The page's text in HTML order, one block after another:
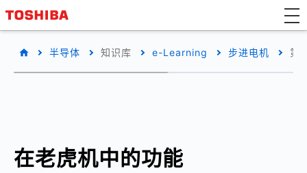
半导体 知识库 e-Learning 步进电机 第
在老虎机中的功能